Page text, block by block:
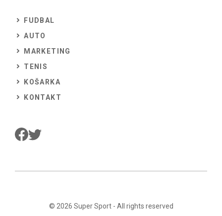
FUDBAL
AUTO
MARKETING
TENIS
KOŠARKA
KONTAKT
© 2026 Super Sport- All rights reserved